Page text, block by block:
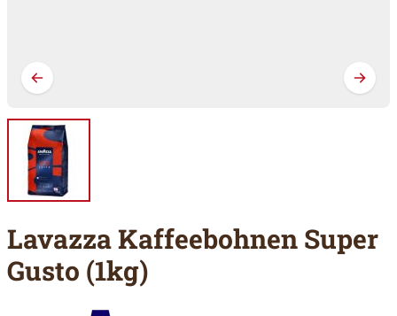
Lavazza Kaffeebohnen Super
Gusto (1kg)